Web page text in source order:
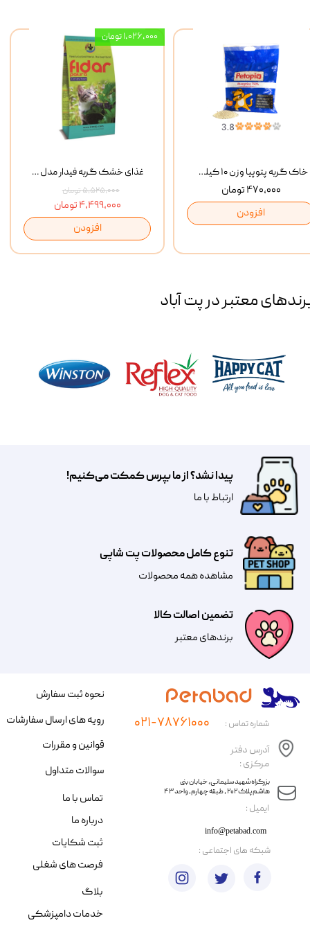
غذای خشک گربه فیدار مدل Adult وزن 10 کیلوگرم
۵,۵۲۵,۰۰۰ تومان
۴,۴۹۹,۰۰۰ تومان
افزودن
۱,۰۲۶,۰۰۰ تومان
خاک گربه پتوپیا وزن ۱۰ کیلوگرم
۴۷۰,۰۰۰ تومان
افزودن
معتبر در پت آباد
تضمین اصالت کالا
​​برندهای معتبر​​​​​​​
تنوع کامل محصولات پت شاپی
مشاهده همه محصولات
پیدا نشد؟ از ما بپرس کمکت می‌کنیم!
​​​ارتباط با ما
​ایمیل :
آدرس دفتر
مرکزی :
info@petabad.com
​​بزرگراه شهید سلیمانی، خیابان بنی
هاشم پلاک ۲۰۲ ، طبقه چهارم، واحد ۴۳
شماره تماس : ۰۲۱-۷۸۷۶۱۰۰۰
نحوه ثبت سفارش
رویه های ارسال سفارشات
قوانین و مقررات
سوالات متداول
تماس با ما
درباره ما
ثبت شکایات
فرصت های شغلی
​شبکه های اجتماعی :
بلاگ
خدمات دامپزشکی